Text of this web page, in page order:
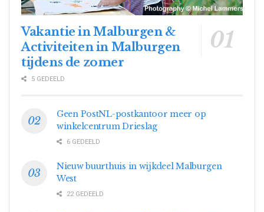
Vakantie in Malburgen &
Activiteiten in Malburgen
tijdens de zomer
5 GEDEELD
Geen PostNL-postkantoor meer op
winkelcentrum Drieslag
6 GEDEELD
Nieuw buurthuis in wijkdeel Malburgen
West
22 GEDEELD